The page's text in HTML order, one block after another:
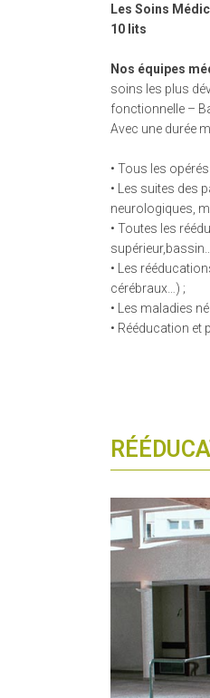
Les Soins
10 lits
Nos équipes
soins les plus
fonctionnelle –
Avec une durée
• Tous les
• Les suites des
neurologiques,
• Toutes les
• Les
cérébraux…) ;
• Les maladies
• Rééducation et